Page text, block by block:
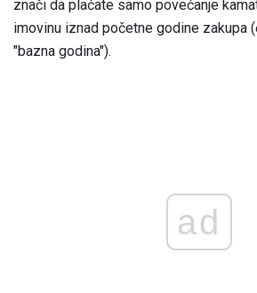
znači da plaćate samo povećanje
imovinu iznad početne godine zakupa
"bazna godina").
ad